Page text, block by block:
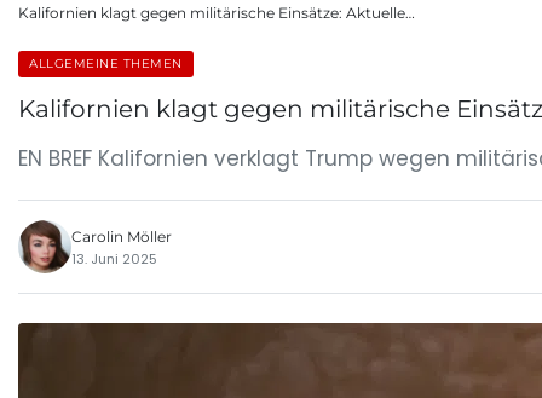
Kalifornien klagt gegen militärische Einsätze: Aktuelle…
ALLGEMEINE THEMEN
Kalifornien klagt gegen militärische
EN BREF Kalifornien verklagt Trump wegen
Carolin Möller
13. Juni 2025